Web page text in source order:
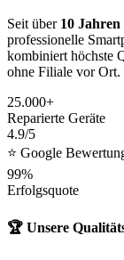
Seit über 10 Jahren
professionelle
kombiniert höchste
ohne Filiale vor Ort.
25.000+
Reparierte Geräte
4.9/5
⭐ Google
99%
Erfolgsquote
🏆 Unsere